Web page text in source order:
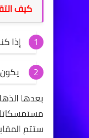
كيف
إذا
بعدها
مستمسكاتك
ستتم